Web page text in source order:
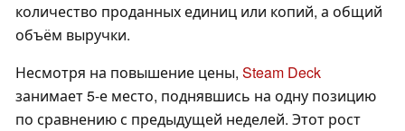
количество проданных единиц или копий, а общий
объём выручки.
Несмотря на повышение цены, Steam Deck
занимает 5-е место, поднявшись на одну позицию
по сравнению с предыдущей неделей. Этот рост